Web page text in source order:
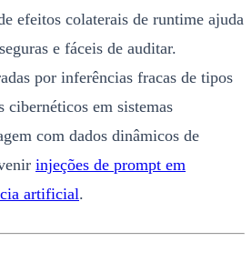
efeitos colaterais de runtime ajuda
e fáceis de auditar.
por inferências fracas de tipos
cibernéticos em sistemas
com dados dinâmicos de
injeções de prompt em
artificial.